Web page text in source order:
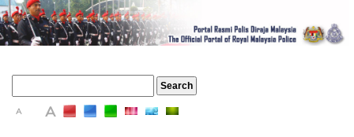
A A